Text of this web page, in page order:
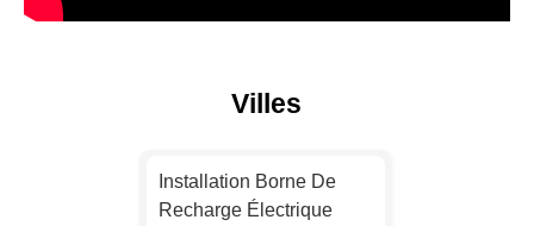
Villes
Installation Borne De
Recharge Électrique